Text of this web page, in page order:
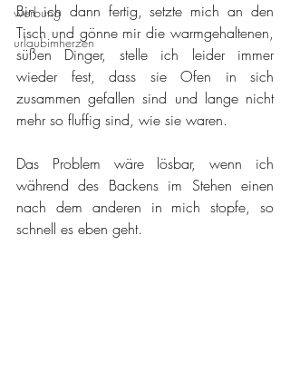
werbung
urlaubimherzen
Bin ich dann fertig, setzte mich an den
Tisch und gönne mir die warmgehaltenen,
süßen Dinger, stelle ich leider immer
wieder fest, dass sie Ofen in sich
zusammen gefallen sind und lange nicht
mehr so fluffig sind, wie sie waren.
Das Problem wäre lösbar, wenn ich
während des Backens im Stehen einen
nach dem anderen in mich stopfe, so
schnell es eben geht.